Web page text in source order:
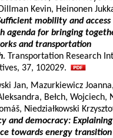
Kevin, Heinonen
mobility and
agenda for bringing
and transportation
. Transportation Research
37, 102029.
Jan, Mazurkiewicz
Bełch, Wojciech,
Niedziałkowski
and democracy:
towards energy